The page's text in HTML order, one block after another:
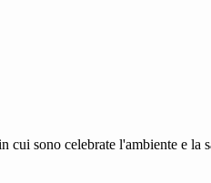
sono celebrate l'ambiente e